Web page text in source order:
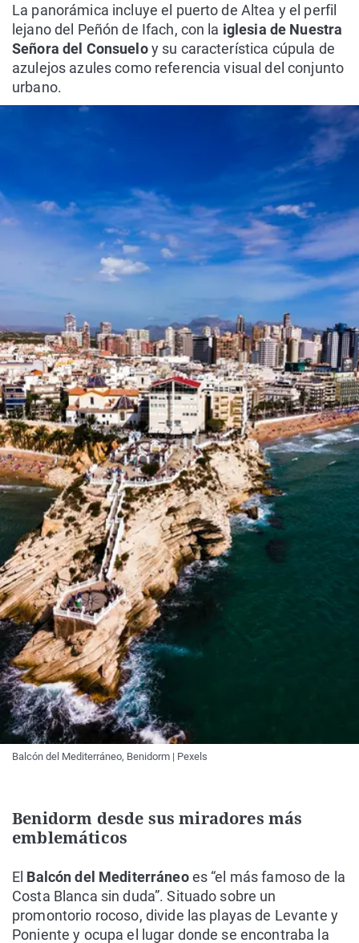
La panorámica incluye el puerto de Altea y el perfil
lejano del Peñón de Ifach, con la iglesia de Nuestra
Señora del Consueloy su característica cúpula de
azulejos azules como referencia visual del conjunto
urbano.
Balcón del Mediterráneo, Benidorm | Pexels
Benidorm desde sus miradores más
emblemáticos
El Balcón del Mediterráneoes “el más famoso de la
Costa Blanca sin duda”. Situado sobre un
promontorio rocoso, divide las playas de Levante y
Poniente y ocupa el lugar donde se encontraba la